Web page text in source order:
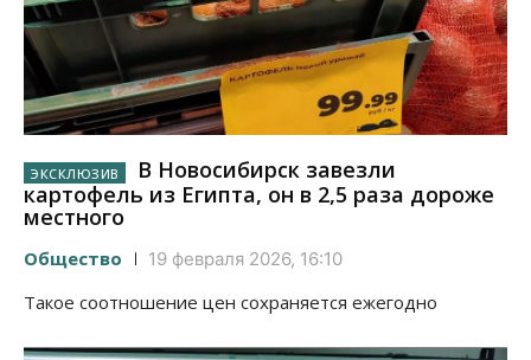
В Новосибирск завезли
картофель из Египта, он в 2,5 раза дороже
местного
Общество 19 февраля 2026, 16:10
Такое соотношение цен сохраняется ежегодно